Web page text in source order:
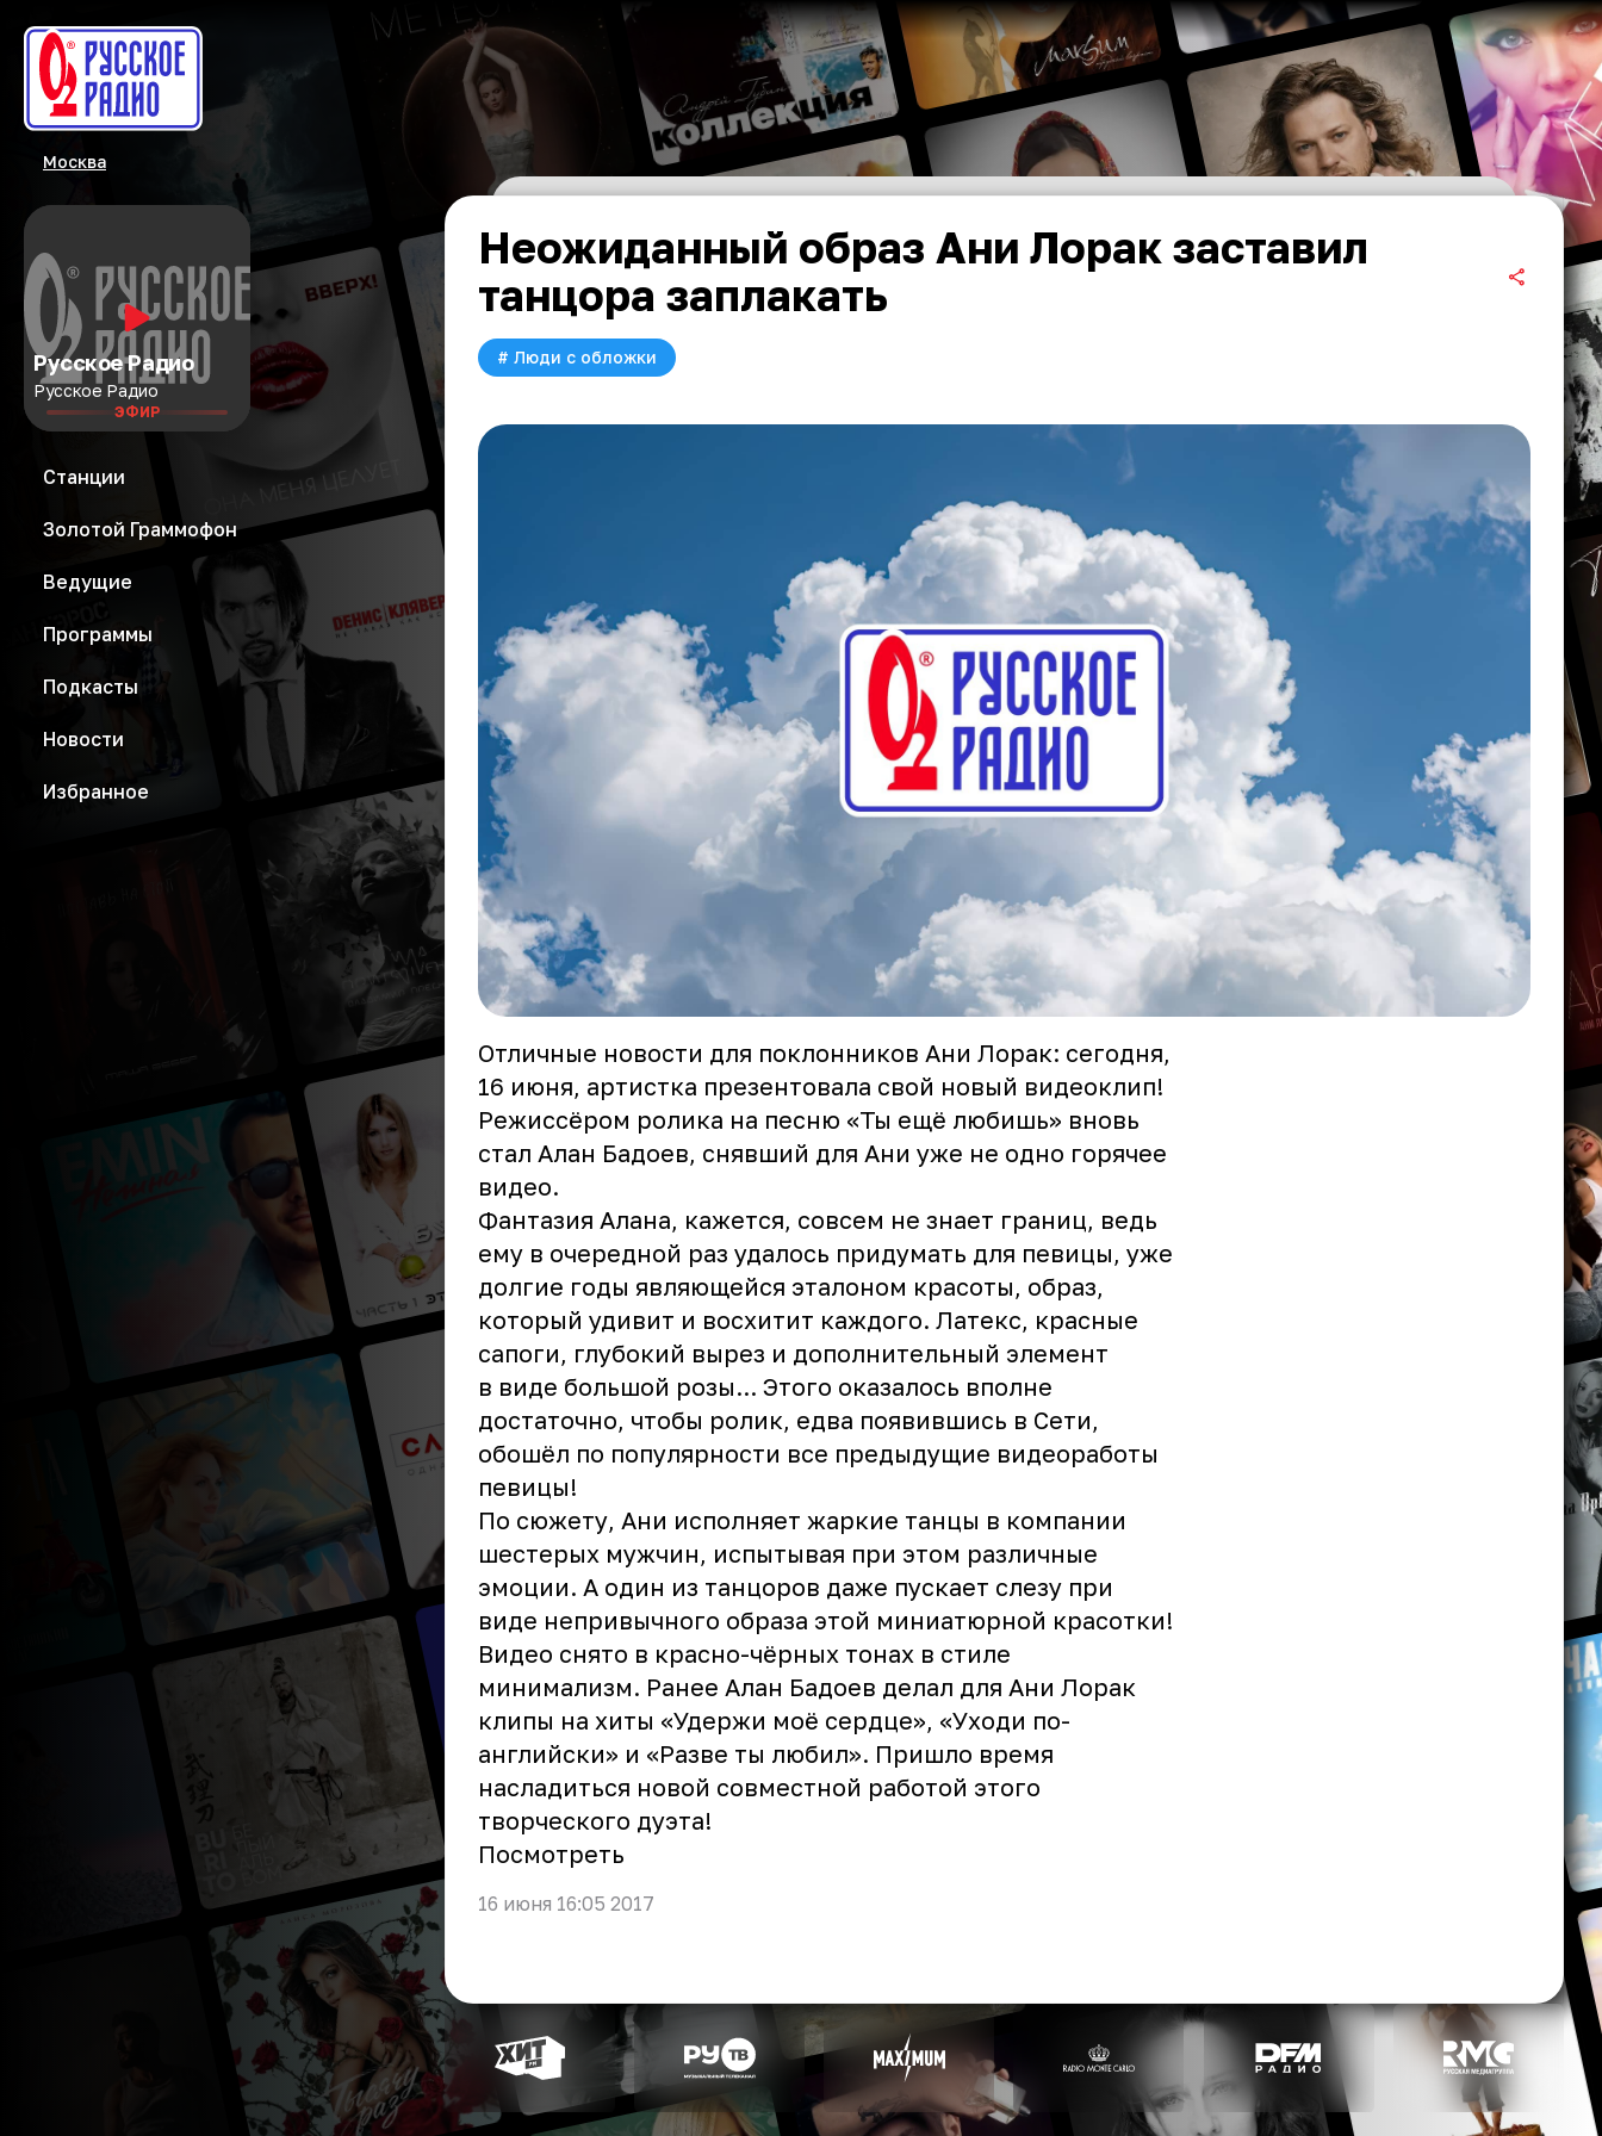
Москва
Русское Радио
Русское Радио
ЭФИР
Станции
Золотой Граммофон
Ведущие
Программы
Подкасты
Новости
Избранное
Неожиданный образ Ани Лорак заставил
танцора заплакать
# Люди с обложки
Отличные новости для поклонников Ани Лорак: сегодня,
16 июня, артистка презентовала свой новый видеоклип!
Режиссёром ролика на песню «Ты ещё любишь» вновь
стал Алан Бадоев, снявший для Ани уже не одно горячее
видео.
Фантазия Алана, кажется, совсем не знает границ, ведь
ему в очередной раз удалось придумать для певицы, уже
долгие годы являющейся эталоном красоты, образ,
который удивит и восхитит каждого. Латекс, красные
сапоги, глубокий вырез и дополнительный элемент
в виде большой розы... Этого оказалось вполне
достаточно, чтобы ролик, едва появившись в Сети,
обошёл по популярности все предыдущие видеоработы
певицы!
По сюжету, Ани исполняет жаркие танцы в компании
шестерых мужчин, испытывая при этом различные
эмоции. А один из танцоров даже пускает слезу при
виде непривычного образа этой миниатюрной красотки!
Видео снято в красно-чёрных тонах в стиле
минимализм. Ранее Алан Бадоев делал для Ани Лорак
клипы на хиты «Удержи моё сердце», «Уходи по-
английски» и «Разве ты любил». Пришло время
насладиться новой совместной работой этого
творческого дуэта!
Посмотреть
16 июня 16:05 2017